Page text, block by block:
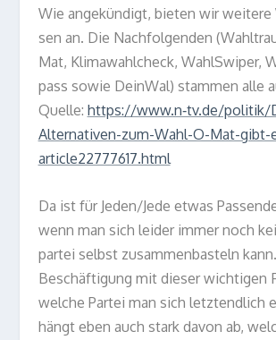
Wie ange­kün­digt, bie­ten wir
sen an. Die Nach­fol­gen­den
Mat, Kli­ma­wahl­ch­eck, Wahl­Swi­per,
pass sowie DeinWal) stam­men alle
Quelle: https://www.n‑tv.de/politik/
Alternativen-zum-Wahl-O-Mat-gibt-
article22777617.html
Da ist für Jeden/​Jede etwas
wenn man sich lei­der immer noch
par­tei selbst zusam­men­bas­teln
Beschäf­ti­gung mit die­ser wich­ti­gen
wel­che Par­tei man sich letzt­end­lich
hängt eben auch stark davon ab,